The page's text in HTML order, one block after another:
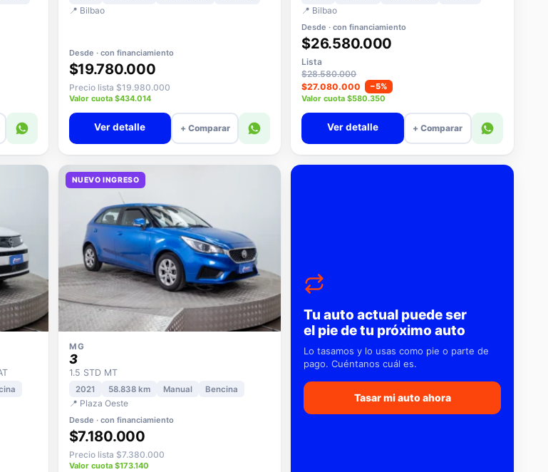
📍 Bilbao
Desde · con financiamiento
$19.780.000
Precio lista $19.980.000
Valor cuota $434.014
Ver detalle + Comparar
📍 Bilbao
Desde · con financiamiento
$26.580.000
Lista
$28.580.000
$27.080.000
−5%
Valor cuota $580.350
Ver detalle + Comparar
NUEVO INGRESO
MG
3
1.5 STD MT
2021 58.838 km Manual Bencina
📍 Plaza Oeste
Desde · con financiamiento
$7.180.000
Precio lista $7.380.000
Valor cuota $173.140
Tu auto actual puede ser
el pie de tu próximo auto
Lo tasamos y lo usas como pie o parte de
pago. Cuéntanos cuál es.
Tasar mi auto ahora